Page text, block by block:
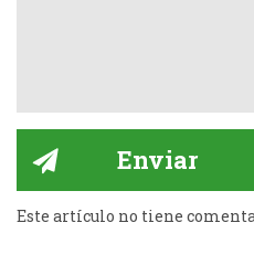
Este artículo no tiene